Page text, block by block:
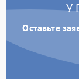
Поломка
Повреждение
защиты от
У
Оставьте